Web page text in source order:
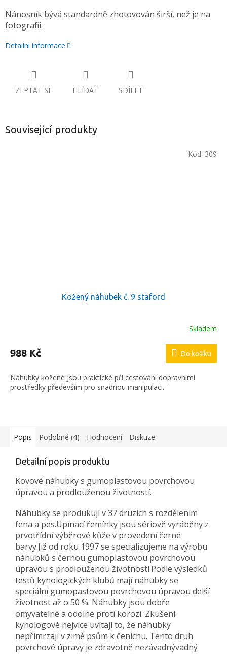
Nánosník bývá standardně zhotovován širší, než je na
fotografii.
Detailní informace
ZEPTAT SE HLÍDAT SDÍLET
Související produkty
Kožený náhubek č. 9 staford
Skladem
988 Kč Do košíku
Náhubky kožené Jsou praktické při cestování dopravními
prostředky především pro snadnou manipulaci.
Kód: 309
Popis Podobné (4) Hodnocení Diskuze
Detailní popis produktu
Kovové náhubky s gumoplastovou povrchovou
úpravou a prodlouženou životností.
Náhubky se produkují v 37 druzích s rozdělením
fena a pes.Upínací řemínky jsou sériově vyráběny z
prvotřídní výběrové kůže v provedení černé
barvy.Již od roku 1997 se specializujeme na výrobu
náhubků s černou gumoplastovou povrchovou
úpravou s prodlouženou životností.Podle výsledků
testů kynologických klubů mají náhubky se
speciální gumopastovou povrchovou úpravou delší
životnost až o 50 %. Náhubky jsou dobře
omyvatelné a odolné proti korozi. Zkušení
kynologové nejvíce uvítají to, že náhubky
nepřimrzají v zimě psům k čenichu. Tento druh
povrchové úpravy je zdravotně nezávadnývadný